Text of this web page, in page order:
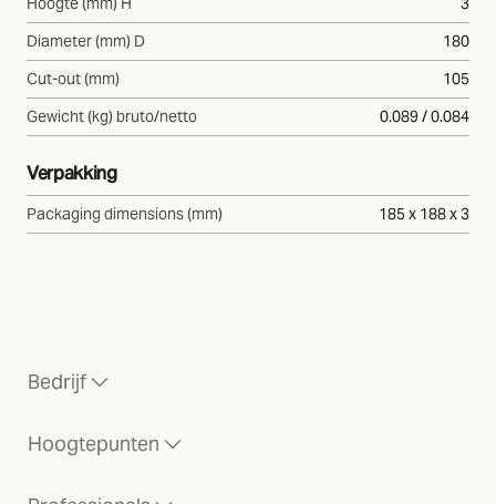
Diameter (mm) D
180
Cut-out (mm)
105
Gewicht (kg) bruto/netto
0.089 / 0.084
Verpakking
Packaging dimensions (mm) 185 x 188 x 3
Bedrijf
Hoogtepunten